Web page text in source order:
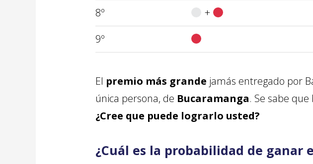
8º
+
9º
El premio más grande jamás entregado por
única persona, de Bucaramanga. Se sabe
¿Cree que puede lograrlo usted?
¿Cuál es la probabilidad de ganar